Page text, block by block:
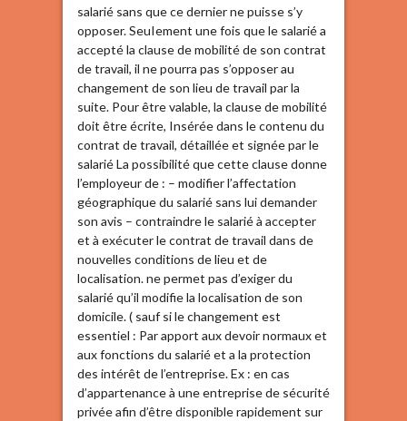
salarié sans que ce dernier ne puisse s’y
opposer. SeuIement une fois que le salarié a
accepté la clause de mobilité de son contrat
de travail, il ne pourra pas s’opposer au
changement de son lieu de travail par la
suite. Pour être valable, la clause de mobilité
doit être écrite, Insérée dans le contenu du
contrat de travail, détaillée et signée par le
salarié La possibilité que cette clause donne
l’employeur de : – modifier l’affectation
géographique du salarié sans lui demander
son avis – contraindre le salarié à accepter
et à exécuter le contrat de travail dans de
nouvelles conditions de lieu et de
localisation. ne permet pas d’exiger du
salarié qu’il modifie la localisation de son
domicile. ( sauf si le changement est
essentiel : Par apport aux devoir normaux et
aux fonctions du salarié et a la protection
des intérêt de l’entreprise. Ex : en cas
d’appartenance à une entreprise de sécurité
privée afin d’être disponible rapidement sur